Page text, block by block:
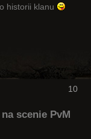
historii klanu
10
scenie PvM